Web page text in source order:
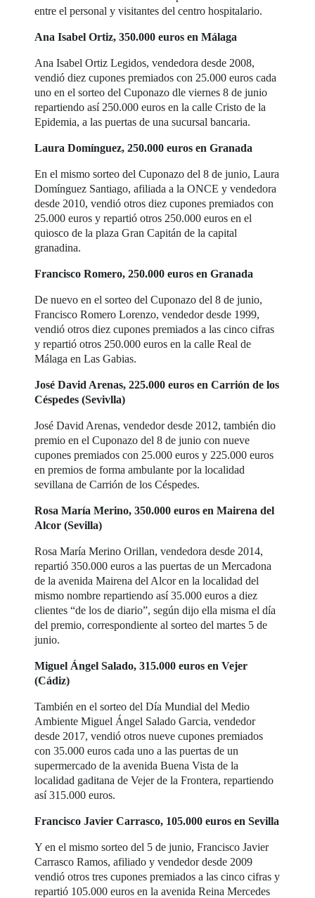
entre el personal y visitantes del centro hospitalario.
Ana Isabel Ortiz, 350.000 euros en Málaga
Ana Isabel Ortiz Legidos, vendedora desde 2008,
vendió diez cupones premiados con 25.000 euros cada
uno en el sorteo del Cuponazo dle viernes 8 de junio
repartiendo así 250.000 euros en la calle Cristo de la
Epidemia, a las puertas de una sucursal bancaria.
Laura Domínguez, 250.000 euros en Granada
En el mismo sorteo del Cuponazo del 8 de junio, Laura
Domínguez Santiago, afiliada a la ONCE y vendedora
desde 2010, vendió otros diez cupones premiados con
25.000 euros y repartió otros 250.000 euros en el
quiosco de la plaza Gran Capitán de la capital
granadina.
Francisco Romero, 250.000 euros en Granada
De nuevo en el sorteo del Cuponazo del 8 de junio,
Francisco Romero Lorenzo, vendedor desde 1999,
vendió otros diez cupones premiados a las cinco cifras
y repartió otros 250.000 euros en la calle Real de
Málaga en Las Gabias.
José David Arenas, 225.000 euros en Carrión de los
Céspedes (Sevivlla)
José David Arenas, vendedor desde 2012, también dio
premio en el Cuponazo del 8 de junio con nueve
cupones premiados con 25.000 euros y 225.000 euros
en premios de forma ambulante por la localidad
sevillana de Carrión de los Céspedes.
Rosa María Merino, 350.000 euros en Mairena del
Alcor (Sevilla)
Rosa María Merino Orillan, vendedora desde 2014,
repartió 350.000 euros a las puertas de un Mercadona
de la avenida Mairena del Alcor en la localidad del
mismo nombre repartiendo así 35.000 euros a diez
clientes “de los de diario”, según dijo ella misma el día
del premio, correspondiente al sorteo del martes 5 de
junio.
Miguel Ángel Salado, 315.000 euros en Vejer
(Cádiz)
También en el sorteo del Día Mundial del Medio
Ambiente Miguel Ángel Salado Garcia, vendedor
desde 2017, vendió otros nueve cupones premiados
con 35.000 euros cada uno a las puertas de un
supermercado de la avenida Buena Vista de la
localidad gaditana de Vejer de la Frontera, repartiendo
así 315.000 euros.
Francisco Javier Carrasco, 105.000 euros en Sevilla
Y en el mismo sorteo del 5 de junio, Francisco Javier
Carrasco Ramos, afiliado y vendedor desde 2009
vendió otros tres cupones premiados a las cinco cifras y
repartió 105.000 euros en la avenida Reina Mercedes